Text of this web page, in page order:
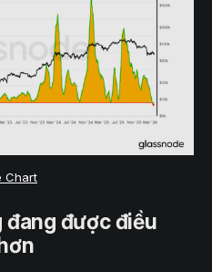
Chart
đang được điều